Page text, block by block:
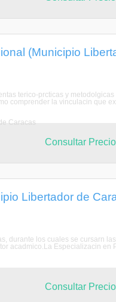
(Municipio
terico-prcticas y
comprender la vinculacin que
Caracas
Consultar Precio
Libertador de
durante los cuales se cursarn
acadmico.La Especializacin en
Consultar Precio